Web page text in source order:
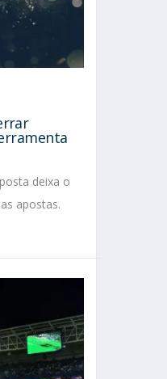
deixa o
apostas.